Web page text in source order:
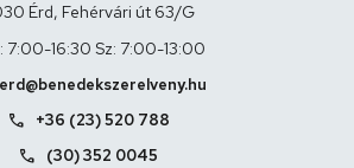
Érd, Fehérvári út 63/G
7:00-16:30 Sz: 7:00-13:00
erd@benedekszerelveny.hu
call +36 (23) 520 788
call (30) 352 0045